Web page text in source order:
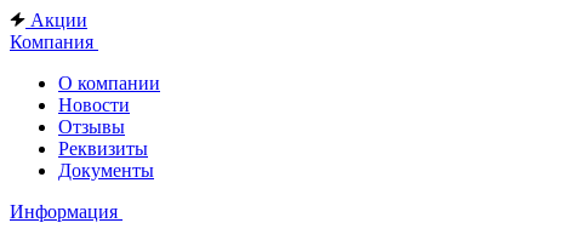
Акции
Компания
О компании
Новости
Отзывы
Реквизиты
Документы
Информация